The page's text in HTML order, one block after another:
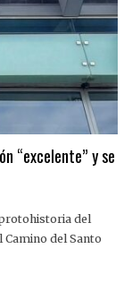
“excelente” y se
del
del Santo